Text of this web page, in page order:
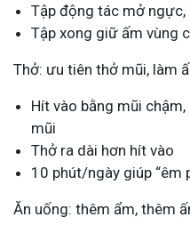
Tập động tác mở ngực,
Tập xong giữ ấm vùng
Thở: ưu tiên thở mũi, làm
Hít vào bằng mũi
mũi
Thở ra dài hơn hít vào
10 phút/ngày giúp “êm
Ăn uống: thêm ẩm, thêm